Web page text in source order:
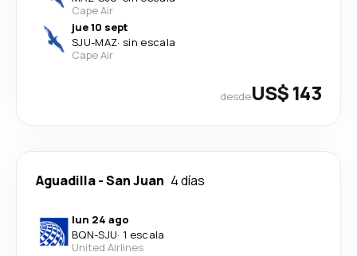
Cape Air
jue 10 sept
SJU-MAZ· sin escala
Cape Air
desdeUS$ 143
Aguadilla-San Juan 4 días
lun 24 ago
BQN-SJU· 1 escala
United Airlines